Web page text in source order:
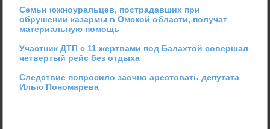
Семьи южноуральцев, пострадавших при
обрушении казармы в Омской области, получат
материальную помощь
Участник ДТП с 11 жертвами под Балахтой совершал
четвертый рейс без отдыха
Следствие попросило заочно арестовать депутата
Илью Пономарева